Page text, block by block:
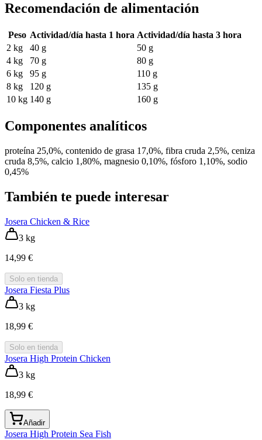
Recomendación de alimentación
Peso Actividad/día hasta 1 hora Actividad/día hasta 3 hora
2 kg
40 g
50 g
4 kg
70 g
80 g
6 kg
95 g
110 g
8 kg
120 g
135 g
10 kg 140 g 160 g
Componentes analíticos
proteína 25,0%, contenido de grasa 17,0%, fibra cruda 2,5%, ceniza
cruda 8,5%, calcio 1,80%, magnesio 0,10%, fósforo 1,10%, sodio
0,45%
También te puede interesar
Josera Chicken & Rice
3 kg
14,99 €
Solo en tienda
Josera Fiesta Plus
3 kg
18,99 €
Solo en tienda
Josera High Protein Chicken
3 kg
18,99 €
Añadir
Josera High Protein Sea Fish